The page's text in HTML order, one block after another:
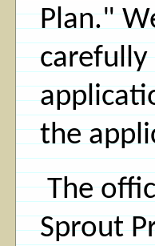
Plan."
the
The
Sprout